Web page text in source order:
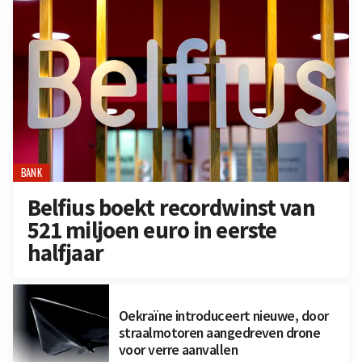
BANK
Belfius boekt recordwinst van
521 miljoen euro in eerste
halfjaar
Oekraïne introduceert nieuwe, door
straalmotoren aangedreven drone
voor verre aanvallen